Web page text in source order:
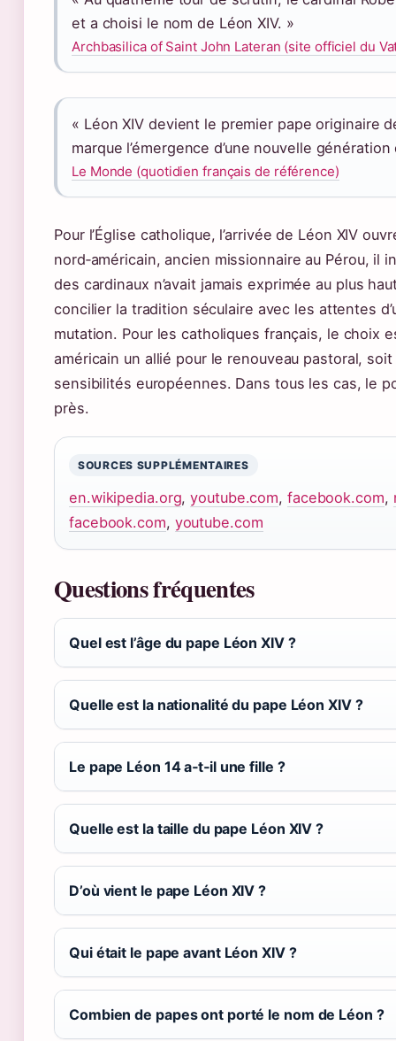
et a choisi le nom de Léon XIV. »
Archbasilica of Saint John Lateran (site officiel du
« Léon XIV devient le premier pape originaire
marque l’émergence d’une nouvelle
Le Monde (quotidien français de référence)
Pour l’Église catholique, l’arrivée de Léon XIV
nord‑américain, ancien missionnaire au Pérou, il
des cardinaux n’avait jamais exprimée au plus
concilier la tradition séculaire avec les attentes
mutation. Pour les catholiques français, le choix
américain un allié pour le renouveau pastoral,
sensibilités européennes. Dans tous les cas, le
près.
SOURCES SUPPLÉMENTAIRES
en.wikipedia.org,youtube.com, facebook.com,
facebook.com, youtube.com
Questions fréquentes
Quel est l’âge du pape Léon XIV ?
Quelle est la nationalité du pape Léon XIV ?
Le pape Léon 14 a‑t‑il une fille ?
Quelle est la taille du pape Léon XIV ?
D’où vient le pape Léon XIV ?
Qui était le pape avant Léon XIV ?
Combien de papes ont porté le nom de Léon ?